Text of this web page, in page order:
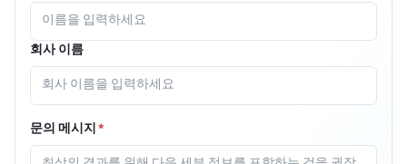
회사 이름
문의 메시지*